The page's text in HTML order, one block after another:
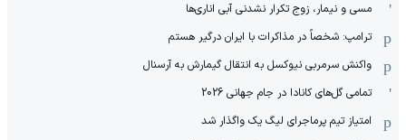
مسی و نیمار، زوج تکرار نشدنی آبی اناری‌ها
ترامپ: شخصاً در مذاکرات با ایران درگیر هستم
واکنش سرمربی نیوکسل به انتقال گیمارش به آرسنال
تمامی گل‌های کانادا در جام جهانی 2026
امتیاز تیم پرماجرای لیگ یک واگذار شد